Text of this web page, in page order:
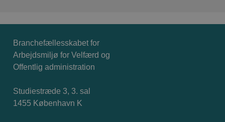
Branchefællesskabet for
Arbejdsmiljø for Velfærd og
Offentlig administration
Studiestræde 3, 3. sal
1455 København K